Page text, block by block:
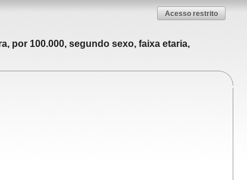
Acesso restrito
por 100.000, segundo sexo, faixa etaria,